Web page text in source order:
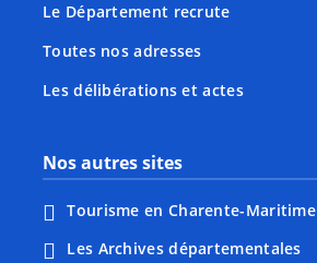
Le Département recrute
Toutes nos adresses
Les délibérations et actes
Nos autres sites
Tourisme en Charente-Maritime
Les Archives départementales